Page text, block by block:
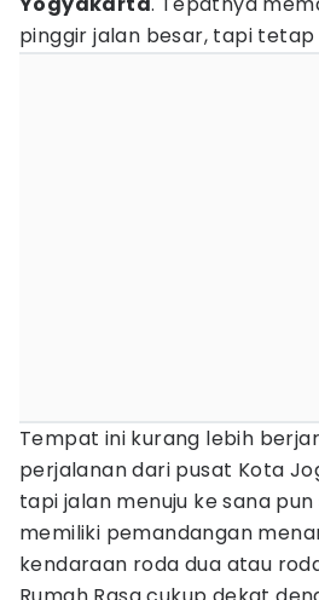
pinggir jalan besar, tapi
Tempat ini kurang lebih
perjalanan dari pusat Kota
tapi jalan menuju ke sana
memiliki pemandangan
kendaraan roda dua atau